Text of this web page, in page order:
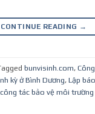
CONTINUE READING →
bunvisinh.com,
kỳ ở Bình Dương, Lập
tác bảo vệ môi trường